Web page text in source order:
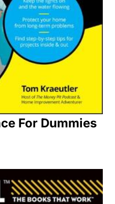
For Dummies